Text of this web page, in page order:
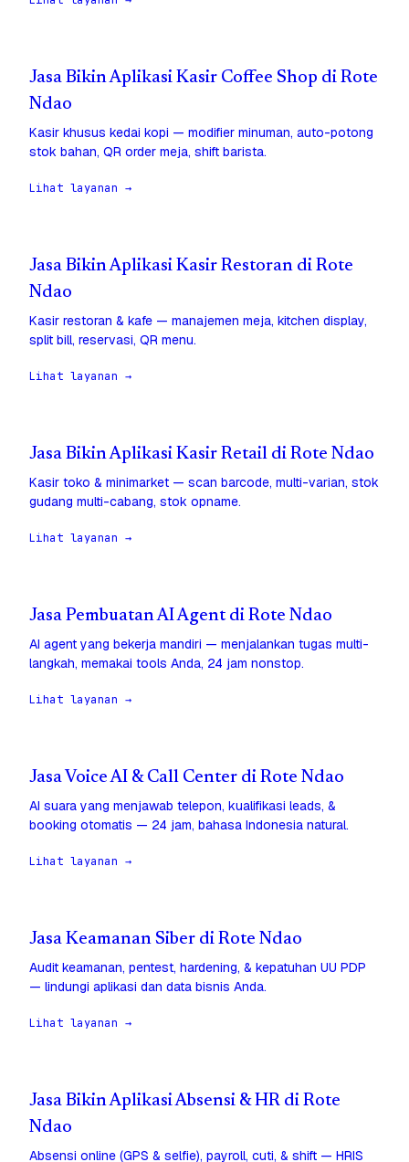
Jasa Bikin Aplikasi Kasir Coffee Shop di Rote
Ndao
Kasir khusus kedai kopi — modifier minuman, auto-potong
stok bahan, QR order meja, shift barista.
Lihat layanan →
Jasa Bikin Aplikasi Kasir Restoran di Rote
Ndao
Kasir restoran & kafe — manajemen meja, kitchen display,
split bill, reservasi, QR menu.
Lihat layanan →
Jasa Bikin Aplikasi Kasir Retail di Rote Ndao
Kasir toko & minimarket — scan barcode, multi-varian, stok
gudang multi-cabang, stok opname.
Lihat layanan →
Jasa Pembuatan AI Agent di Rote Ndao
AI agent yang bekerja mandiri — menjalankan tugas multi-
langkah, memakai tools Anda, 24 jam nonstop.
Lihat layanan →
Jasa Voice AI & Call Center di Rote Ndao
AI suara yang menjawab telepon, kualifikasi leads, &
booking otomatis — 24 jam, bahasa Indonesia natural.
Lihat layanan →
Jasa Keamanan Siber di Rote Ndao
Audit keamanan, pentest, hardening, & kepatuhan UU PDP
— lindungi aplikasi dan data bisnis Anda.
Lihat layanan →
Jasa Bikin Aplikasi Absensi & HR di Rote
Ndao
Absensi online (GPS & selfie), payroll, cuti, & shift — HRIS